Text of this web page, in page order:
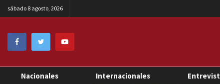
sábado 8 agosto, 2026
Nacionales Internacionales